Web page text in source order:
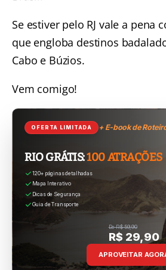
Se estiver pelo RJ vale a pena
que engloba destinos
Cabo e Búzios.
Vem comigo!
OFERTA LIMITADA + E-book de
RIO GRÁTIS:100 ATRAÇÕES
120+ páginas detalhadas
Mapa Interativo
Dicas de Segurança
Guia de Transporte
De R$ 59,90
R$ 29,90
APROVEITAR